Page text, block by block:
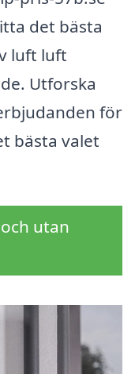
det bästa
luft luft
Utforska
för
bästa valet
utan